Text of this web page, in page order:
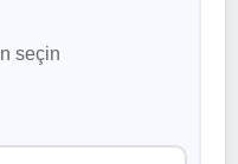
seçin